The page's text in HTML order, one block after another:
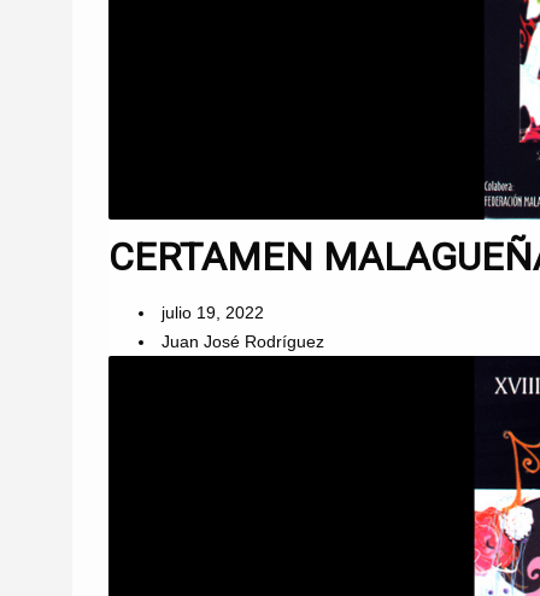
CERTAMEN
julio 19, 2022
Juan José Rodríguez